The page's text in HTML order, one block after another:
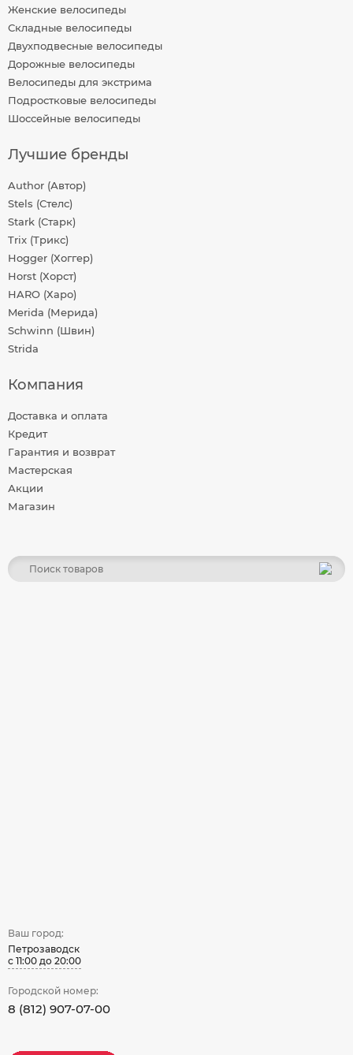
Женские велосипеды
Складные велосипеды
Двухподвесные велосипеды
Дорожные велосипеды
Велосипеды для экстрима
Подростковые велосипеды
Шоссейные велосипеды
Лучшие бренды
Author (Автор)
Stels (Стелс)
Stark (Старк)
Trix (Трикс)
Hogger (Хоггер)
Horst (Хорст)
HARO (Харо)
Merida (Мерида)
Schwinn (Швин)
Strida
Компания
Доставка и оплата
Кредит
Гарантия и возврат
Мастерская
Акции
Магазин
Ваш город:
Петрозаводск
с 11:00 до 20:00
Городской номер:
8 (812) 907-07-00